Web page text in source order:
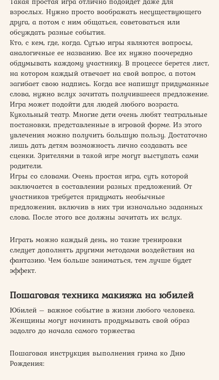
взрослых. Нужно просто воображать несуществующего
друга, а потом с ним общаться, советоваться или
обсуждать разные события.
Кто, с кем, где, когда. Сутью игры являются вопросы,
аналогичные ее названию. Все их нужно поочередно
обдумывать каждому участнику. В процессе берется лист,
на котором каждый отвечает на свой вопрос, а потом
загибает свою надпись. Когда все напишут придуманные
слова, нужно вслух зачитать получившееся предложение.
Игра может подойти для людей любого возраста.
Кукольный театр. Многие дети очень любят театральные
постановки, представленные в игровой форме. Из этого
увлечения можно получить большую пользу. Достаточно
лишь дать детям возможность лично создавать все
сценки. Зрителями в такой игре могут выступать сами
родители.
Игры со словами. Очень простая игра, суть которой
заключается в составлении разных предложений. От
участников требуется придумать необычные
предложения, включив в них три изначально заданных
слова. После этого все должны зачитать их вслух.
Играть можно каждый день, но такие тренировки
следует дополнять другими методами воздействия на
фантазию. Чем больше заниматься, тем лучше будет
эффект.
Пошаговая техника макияжа на юбилей
Юбилей – важное событие в жизни любого человека.
Женщины могут начинать продумывать свой образ
задолго до начала самого торжества
Пошаговая инструкция выполнения грима ко Дню
Рождения: